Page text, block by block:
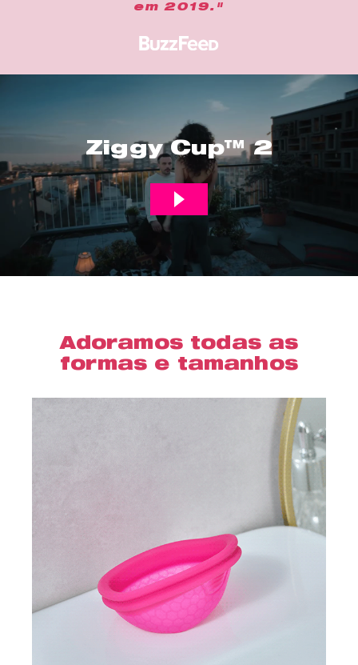
em 2019."
Ziggy Cup™ 2
Adoramos todas as
formas e tamanhos